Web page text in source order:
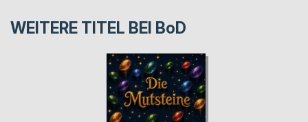
WEITERE TITEL BEI BoD